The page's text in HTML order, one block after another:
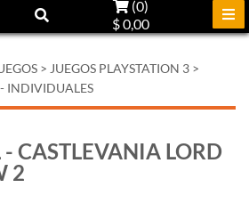
(0)
$ 0,00
> JUEGOS PLAYSTATION 3 >
- INDIVIDUALES
CASTLEVANIA LORD
2